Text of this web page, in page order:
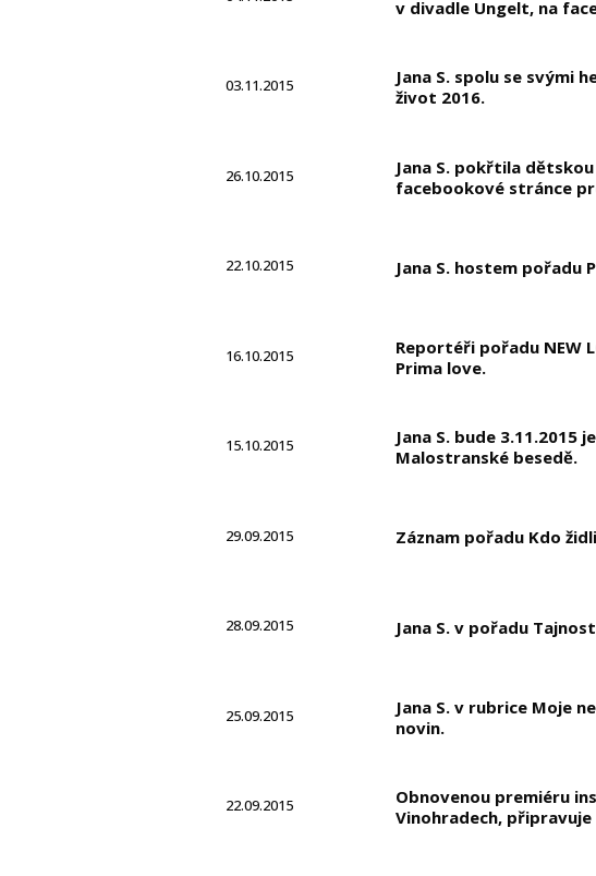
v divadle Ungelt, na
03.11.2015
Jana S. spolu se svými
život 2016.
26.10.2015
Jana S. pokřtila
facebookové stránce
22.10.2015 Jana S. hostem pořadu
16.10.2015
Reportéři pořadu NEW
Prima love.
15.10.2015
Jana S. bude 3.11.2015
Malostranské besedě.
29.09.2015 Záznam pořadu Kdo
28.09.2015 Jana S. v pořadu
25.09.2015
Jana S. v rubrice Moje
novin.
22.09.2015
Obnovenou premiéru
Vinohradech, připravuje